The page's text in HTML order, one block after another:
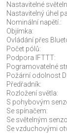
Nastavitelné
Nastavitelný úhel
Nominální napětí.:
Objímka:
Ovládání přes
Počet pólů:
Podpora IFTTT:
Pogramovatelné
Požární odolnost D:
Předřadník:
Rozložení světla:
S pohybovým
Se spínačem:
Se světelným
Se vzduchovými